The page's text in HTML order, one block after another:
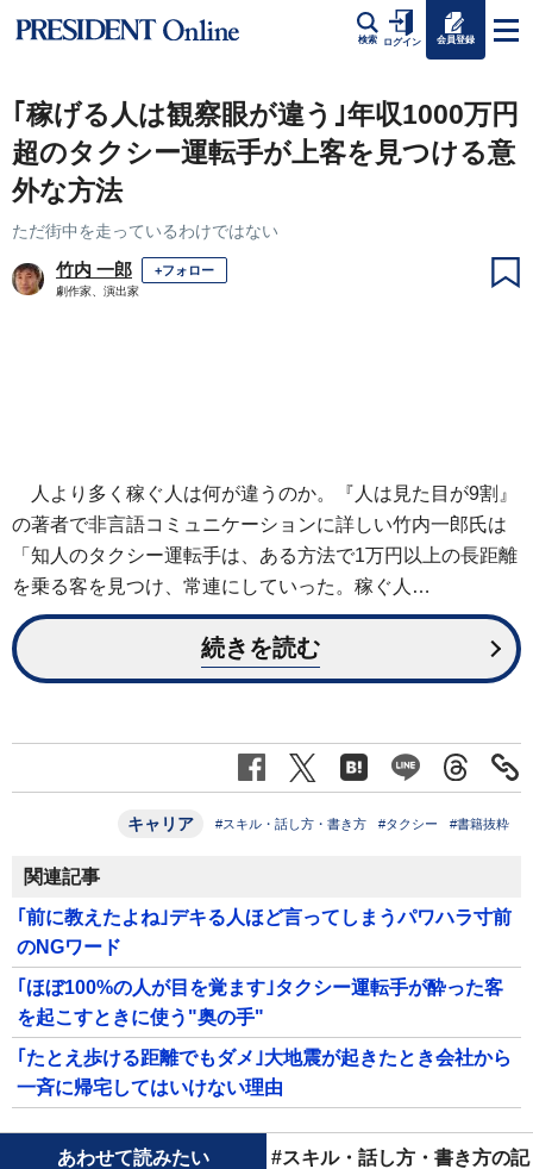
検索 ログイン 会員登録
｢稼げる人は観察眼が違う｣年収1000万円
超のタクシー運転手が上客を見つける意
外な方法
ただ街中を走っているわけではない
竹内 一郎 +フォロー
劇作家、演出家
人より多く稼ぐ人は何が違うのか。『人は見た目が9割』
の著者で非言語コミュニケーションに詳しい竹内一郎氏は
「知人のタクシー運転手は、ある方法で1万円以上の長距離
を乗る客を見つけ、常連にしていった。稼ぐ人…
続きを読む
キャリア #スキル・話し方・書き方 #タクシー #書籍抜粋
関連記事
｢前に教えたよね｣デキる人ほど言ってしまうパワハラ寸前
のNGワード
｢ほぼ100%の人が目を覚ます｣タクシー運転手が酔った客
を起こすときに使う"奥の手"
｢たとえ歩ける距離でもダメ｣大地震が起きたとき会社から
一斉に帰宅してはいけない理由
あわせて読みたい
#スキル・話し方・書き方の記